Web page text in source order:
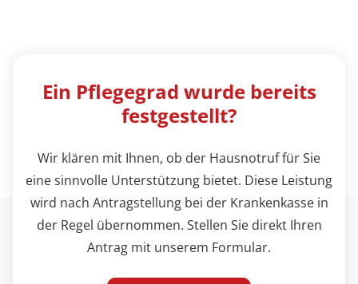
Ein Pflegegrad wurde bereits
festgestellt?
Wir klären mit Ihnen, ob der Hausnotruf für Sie
eine sinnvolle Unterstützung bietet. Diese Leistung
wird nach Antragstellung bei der Krankenkasse in
der Regel übernommen. Stellen Sie direkt Ihren
Antrag mit unserem Formular.